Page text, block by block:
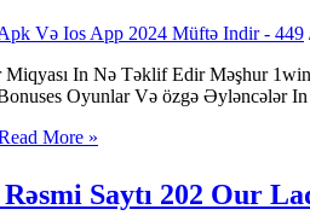
Və Ios App 2024 Müftə Indir - 449
In Nə Təklif Edir Məşhur
Oyunlar Və özgə
More »
Saytı 202 Our